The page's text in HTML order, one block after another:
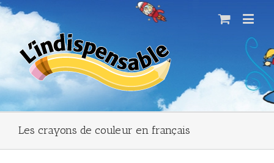
Les crayons de couleur en français